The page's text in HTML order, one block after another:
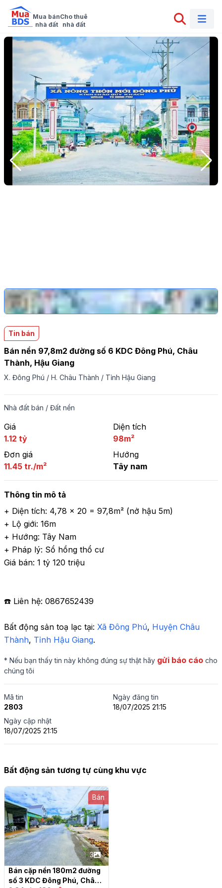
Mua bán
nhà đất
Cho thuê
nhà đất
Tin bán
Bán nền 97,8m2 đường số 6 KDC Đông Phú, Châu
Thành, Hậu Giang
X. Đông Phú / H. Châu Thành / Tỉnh Hậu Giang
Nhà đất bán / Đất nền
Giá
1.12 tỷ
Diện tích
98m²
Đơn giá
11.45 tr./m²
Hướng
Tây nam
Thông tin mô tả
+ Diện tích: 4,78 x 20 = 97,8m² (nở hậu 5m)
+ Lộ giới: 16m
+ Hướng: Tây Nam
+ Pháp lý: Sổ hồng thổ cư
Giá bán: 1 tỷ 120 triệu
☎️ Liên hệ: 0867652439
Bất động sản toạ lạc tại: Xã Đông Phú, Huyện Châu
Thành, Tỉnh Hậu Giang.
* Nếu bạn thấy tin này không đúng sự thật hãy gửi báo cáo cho
chúng tôi
Mã tin
2803
Ngày đăng tin
18/07/2025 21:15
Ngày cập nhật
18/07/2025 21:15
Bất động sản tương tự cùng khu vực
Bán
3
Bán cặp nền 180m2 đường
số 3 KDC Đông Phú, Châu